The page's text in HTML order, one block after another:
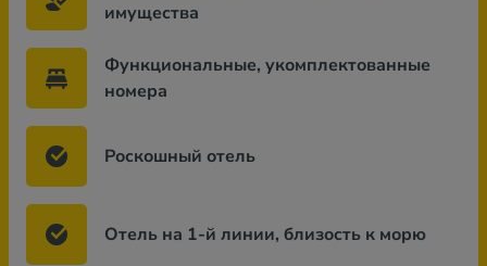
имущества
Функциональные, укомплектованные
номера
Роскошный отель
Отель на 1-й линии, близость к морю